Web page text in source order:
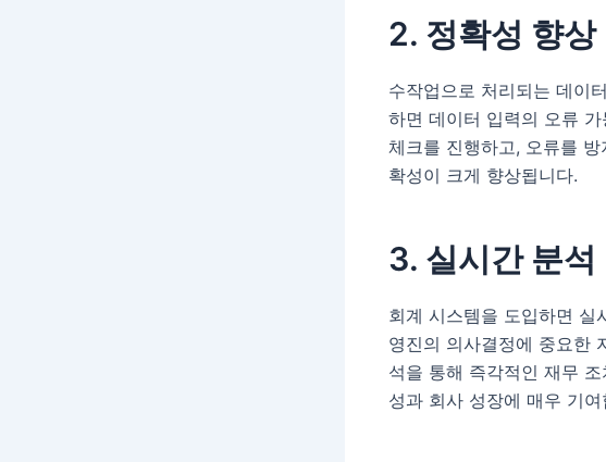
2. 정확성 향상
수작업으로 처리되는 데이
하면 데이터 입력의 오류
체크를 진행하고, 오류를
확성이 크게 향상됩니다.
3. 실시간 분석
회계 시스템을 도입하면 실
영진의 의사결정에 중요한
석을 통해 즉각적인 재무
성과 회사 성장에 매우 기여